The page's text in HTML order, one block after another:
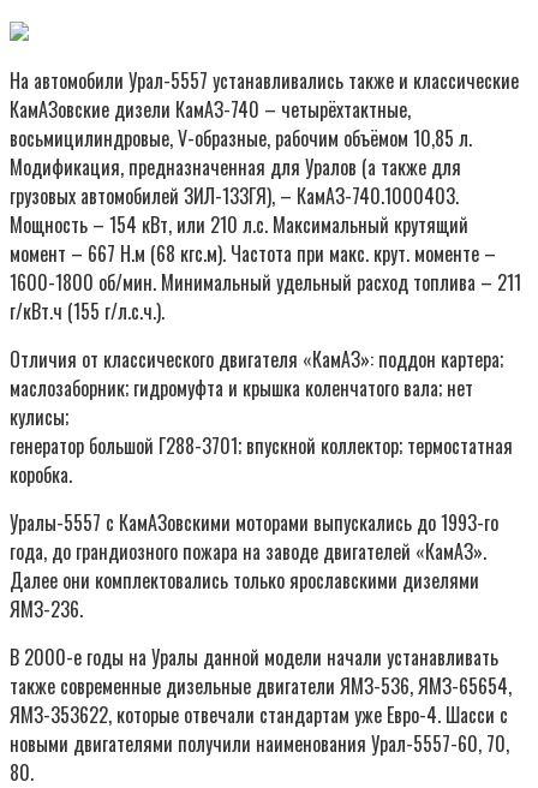
На автомобили Урал-5557 устанавливались также и классические
КамАЗовские дизели КамАЗ-740 – четырёхтактные,
восьмицилиндровые, V-образные, рабочим объёмом 10,85 л.
Модификация, предназначенная для Уралов (а также для
грузовых автомобилей ЗИЛ-133ГЯ), – КамАЗ-740.1000403.
Мощность – 154 кВт, или 210 л.с. Максимальный крутящий
момент – 667 Н.м (68 кгс.м). Частота при макс. крут. моменте –
1600-1800 об/мин. Минимальный удельный расход топлива – 211
г/кВт.ч (155 г/л.с.ч.).
Отличия от классического двигателя «КамАЗ»: поддон картера;
маслозаборник; гидромуфта и крышка коленчатого вала; нет
кулисы;
генератор большой Г288-3701; впускной коллектор; термостатная
коробка.
Уралы-5557 с КамАЗовскими моторами выпускались до 1993-го
года, до грандиозного пожара на заводе двигателей «КамАЗ».
Далее они комплектовались только ярославскими дизелями
ЯМЗ-236.
В 2000-е годы на Уралы данной модели начали устанавливать
также современные дизельные двигатели ЯМЗ-536, ЯМЗ-65654,
ЯМЗ-353622, которые отвечали стандартам уже Евро-4. Шасси с
новыми двигателями получили наименования Урал-5557-60, 70,
80.